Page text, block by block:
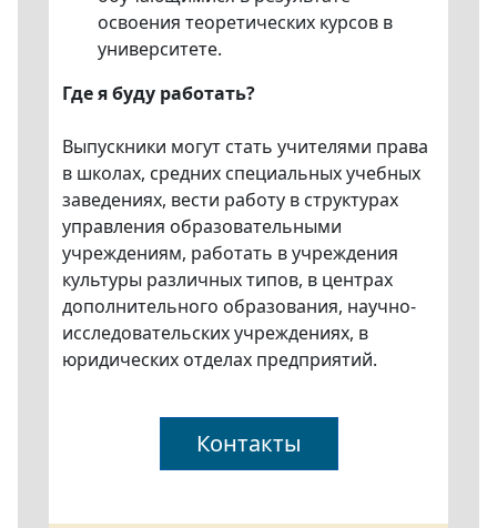
Контакты
освоения теоретических курсов в
университете.
Где я буду работать?
Выпускники могут стать учителями права
в школах, средних специальных учебных
заведениях, вести работу в структурах
управления образовательными
учреждениям, работать в учреждения
культуры различных типов, в центрах
дополнительного образования, научно-
исследовательских учреждениях, в
юридических отделах предприятий.